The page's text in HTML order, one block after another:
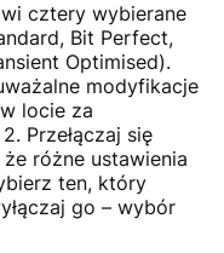
cztery wybierane
Bit Perfect,
Optimised).
modyfikacje
locie za
Przełączaj się
różne ustawienia
ten, który
go – wybór